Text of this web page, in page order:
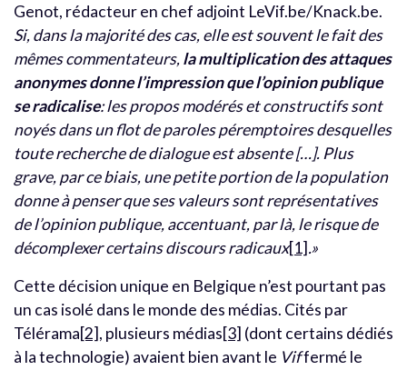
Genot, rédacteur en chef adjoint LeVif.be/Knack.be.
Si, dans la majorité des cas, elle est souvent le fait des
mêmes commentateurs,la multiplication des attaques
anonymes donne l’impression que l’opinion publique
se radicalise: les propos modérés et constructifs sont
noyés dans un flot de paroles péremptoires desquelles
toute recherche de dialogue est absente […]. Plus
grave, par ce biais, une petite portion de la population
donne à penser que ses valeurs sont représentatives
de l’opinion publique, accentuant, par là, le risque de
décomplexer certains discours radicaux[1].»
Cette décision unique en Belgique n’est pourtant pas
un cas isolé dans le monde des médias. Cités par
Télérama[2], plusieurs médias[3] (dont certains dédiés
à la technologie) avaient bien avant le Viffermé le